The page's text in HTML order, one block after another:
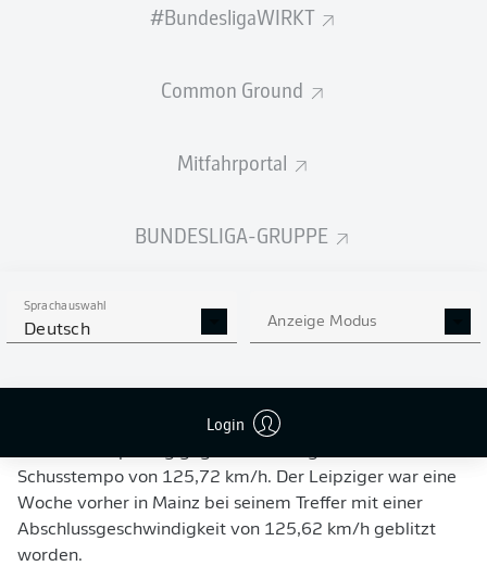
#BundesligaWIRKT
Common Ground
Mitfahrportal
BUNDESLIGA-GRUPPE
Sprachauswahl
Deutsch Anzeige Modus
Login
Die Bayern feiern Hattrick-Harry
Johan Bakayoko . Der Dortmunder netzte
Schusstempo von 125,72 km/h. Der Leipziger war eine
Woche vorher in Mainz bei seinem Treffer mit einer
Abschlussgeschwindigkeit von 125,62 km/h geblitzt
worden.